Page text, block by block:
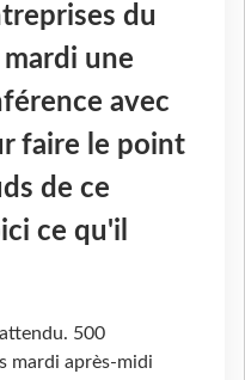
du
une
avec
faire le point
de ce
ce qu'il
500
mardi après-midi